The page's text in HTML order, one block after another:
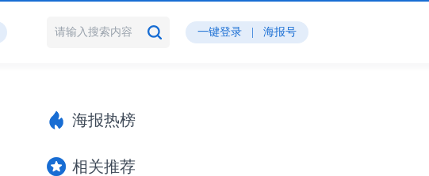
一键登录 海报号
海报热榜
相关推荐